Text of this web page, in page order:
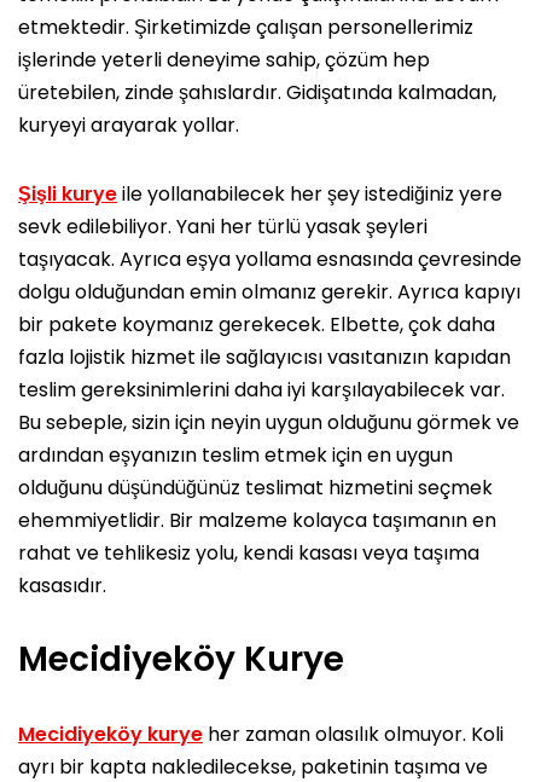
etmektedir. Şirketimizde çalışan personellerimiz
işlerinde yeterli deneyime sahip, çözüm hep
üretebilen, zinde şahıslardır. Gidişatında kalmadan,
kuryeyi arayarak yollar.
Şişli kuryeile yollanabilecek her şey istediğiniz yere
sevk edilebiliyor. Yani her türlü yasak şeyleri
taşıyacak. Ayrıca eşya yollama esnasında çevresinde
dolgu olduğundan emin olmanız gerekir. Ayrıca kapıyı
bir pakete koymanız gerekecek. Elbette, çok daha
fazla lojistik hizmet ile sağlayıcısı vasıtanızın kapıdan
teslim gereksinimlerini daha iyi karşılayabilecek var.
Bu sebeple, sizin için neyin uygun olduğunu görmek ve
ardından eşyanızın teslim etmek için en uygun
olduğunu düşündüğünüz teslimat hizmetini seçmek
ehemmiyetlidir. Bir malzeme kolayca taşımanın en
rahat ve tehlikesiz yolu, kendi kasası veya taşıma
kasasıdır.
Mecidiyeköy Kurye
Mecidiyeköy kurye her zaman olasılık olmuyor. Koli
ayrı bir kapta nakledilecekse, paketinin taşıma ve